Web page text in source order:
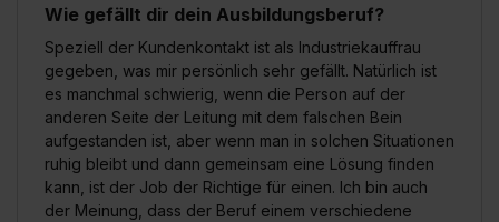
Wie gefällt dir dein Ausbildungsberuf?
Speziell der Kundenkontakt ist als Industriekauffrau
gegeben, was mir persönlich sehr gefällt. Natürlich ist
es manchmal schwierig, wenn die Person auf der
anderen Seite der Leitung mit dem falschen Bein
aufgestanden ist, aber wenn man in solchen Situationen
ruhig bleibt und dann gemeinsam eine Lösung finden
kann, ist der Job der Richtige für einen. Ich bin auch
der Meinung, dass der Beruf einem verschiedene